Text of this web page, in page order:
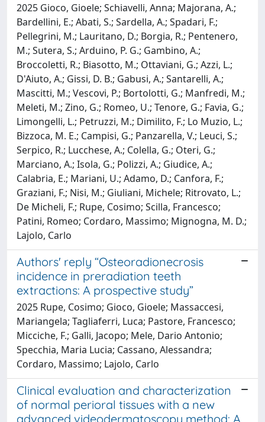
2025 Gioco, Gioele; Schiavelli, Anna; Majorana, A.;
Bardellini, E.; Abati, S.; Sardella, A.; Spadari, F.;
Pellegrini, M.; Lauritano, D.; Borgia, R.; Pentenero,
M.; Sutera, S.; Arduino, P. G.; Gambino, A.;
Broccoletti, R.; Biasotto, M.; Ottaviani, G.; Azzi, L.;
D'Aiuto, A.; Gissi, D. B.; Gabusi, A.; Santarelli, A.;
Mascitti, M.; Vescovi, P.; Bortolotti, G.; Manfredi, M.;
Meleti, M.; Zino, G.; Romeo, U.; Tenore, G.; Favia, G.;
Limongelli, L.; Petruzzi, M.; Dimilito, F.; Lo Muzio, L.;
Bizzoca, M. E.; Campisi, G.; Panzarella, V.; Leuci, S.;
Serpico, R.; Lucchese, A.; Colella, G.; Oteri, G.;
Marciano, A.; Isola, G.; Polizzi, A.; Giudice, A.;
Calabria, E.; Mariani, U.; Adamo, D.; Canfora, F.;
Graziani, F.; Nisi, M.; Giuliani, Michele; Ritrovato, L.;
De Micheli, F.; Rupe, Cosimo; Scilla, Francesco;
Patini, Romeo; Cordaro, Massimo; Mignogna, M. D.;
Lajolo, Carlo
Authors' reply “Osteoradionecrosis
incidence in preradiation teeth
extractions: A prospective study”
2025 Rupe, Cosimo; Gioco, Gioele; Massaccesi,
Mariangela; Tagliaferri, Luca; Pastore, Francesco;
Micciche, F.; Galli, Jacopo; Mele, Dario Antonio;
Specchia, Maria Lucia; Cassano, Alessandra;
Cordaro, Massimo; Lajolo, Carlo
Clinical evaluation and characterization
of normal perioral tissues with a new
advanced videodermatoscopy method: A